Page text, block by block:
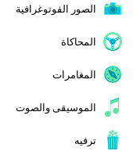
الصور الفوتوغرافية
المحاكاة
المغامرات
الموسيقى والصوت
ترفيه